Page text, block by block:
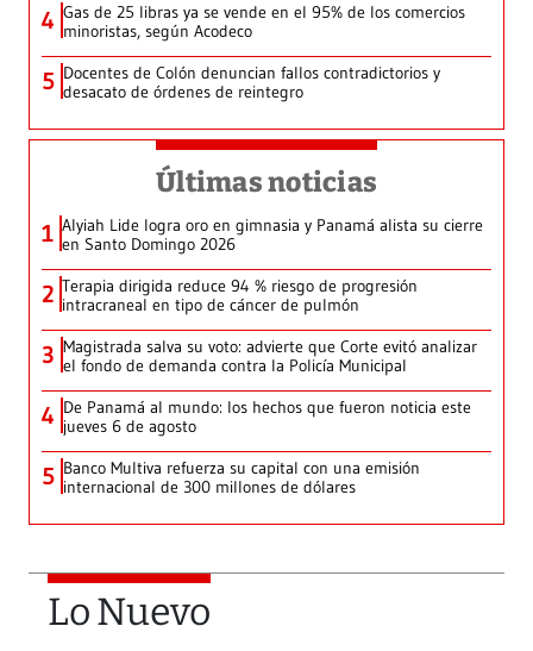
4 Gas de 25 libras ya se vende en el 95% de los comercios
minoristas, según Acodeco
5 Docentes de Colón denuncian fallos contradictorios y
desacato de órdenes de reintegro
Últimas noticias
1 Alyiah Lide logra oro en gimnasia y Panamá alista su cierre
en Santo Domingo 2026
2 Terapia dirigida reduce 94 % riesgo de progresión
intracraneal en tipo de cáncer de pulmón
3 Magistrada salva su voto: advierte que Corte evitó analizar
el fondo de demanda contra la Policía Municipal
4 De Panamá al mundo: los hechos que fueron noticia este
jueves 6 de agosto
5 Banco Multiva refuerza su capital con una emisión
internacional de 300 millones de dólares
Lo Nuevo